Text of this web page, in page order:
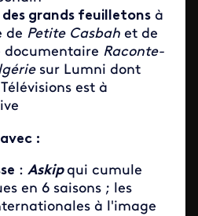
des grands feuilletons à
de Petite Casbah et de
documentaire Raconte-
sur Lumni dont
est à
:
: Askip qui cumule
en 6 saisons ; les
à l'image